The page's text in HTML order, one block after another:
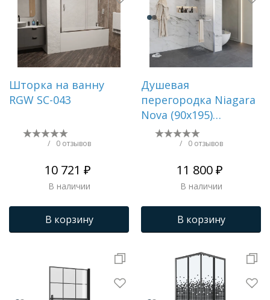
Шторка на ванну
RGW SC-043
/ 0 отзывов
10 721 ₽
В наличии
В корзину
Душевая
перегородка Niagara
Nova (90х195)
хром,стекло
прозрачное,1 место
/ 0 отзывов
11 800 ₽
В наличии
В корзину